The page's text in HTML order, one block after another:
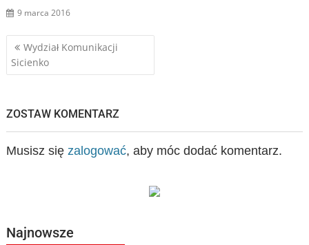
9 marca 2016
Nawigacja
wpisu
Wydział Komunikacji
Sicienko
ZOSTAW KOMENTARZ
Musisz się zalogować, aby móc dodać komentarz.
Najnowsze